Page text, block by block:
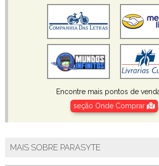
Encontre mais pontos de
seção Onde Comprar
.
MAIS SOBRE PARASYTE